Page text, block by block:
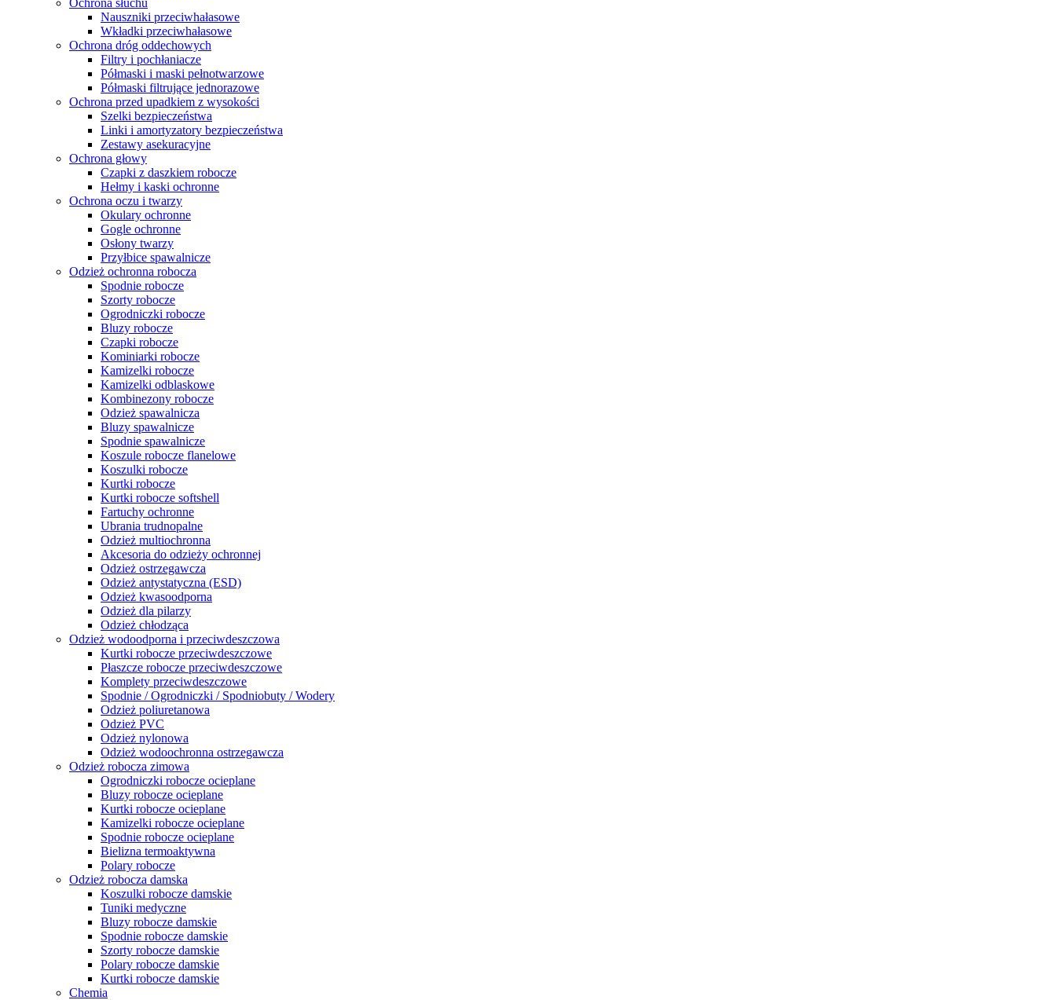
Ochrona słuchu
Nauszniki przeciwhałasowe
Wkładki przeciwhałasowe
Ochrona dróg oddechowych
Filtry i pochłaniacze
Półmaski i maski pełnotwarzowe
Półmaski filtrujące jednorazowe
Ochrona przed upadkiem z wysokości
Szelki bezpieczeństwa
Linki i amortyzatory bezpieczeństwa
Zestawy asekuracyjne
Ochrona głowy
Czapki z daszkiem robocze
Hełmy i kaski ochronne
Ochrona oczu i twarzy
Okulary ochronne
Gogle ochronne
Osłony twarzy
Przyłbice spawalnicze
Odzież ochronna robocza
Spodnie robocze
Szorty robocze
Ogrodniczki robocze
Bluzy robocze
Czapki robocze
Kominiarki robocze
Kamizelki robocze
Kamizelki odblaskowe
Kombinezony robocze
Odzież spawalnicza
Bluzy spawalnicze
Spodnie spawalnicze
Koszule robocze flanelowe
Koszulki robocze
Kurtki robocze
Kurtki robocze softshell
Fartuchy ochronne
Ubrania trudnopalne
Odzież multiochronna
Akcesoria do odzieży ochronnej
Odzież ostrzegawcza
Odzież antystatyczna (ESD)
Odzież kwasoodporna
Odzież dla pilarzy
Odzież chłodząca
Odzież wodoodporna i przeciwdeszczowa
Kurtki robocze przeciwdeszczowe
Płaszcze robocze przeciwdeszczowe
Komplety przeciwdeszczowe
Spodnie / Ogrodniczki / Spodniobuty / Wodery
Odzież poliuretanowa
Odzież PVC
Odzież nylonowa
Odzież wodoochronna ostrzegawcza
Odzież robocza zimowa
Ogrodniczki robocze ocieplane
Bluzy robocze ocieplane
Kurtki robocze ocieplane
Kamizelki robocze ocieplane
Spodnie robocze ocieplane
Bielizna termoaktywna
Polary robocze
Odzież robocza damska
Koszulki robocze damskie
Tuniki medyczne
Bluzy robocze damskie
Spodnie robocze damskie
Szorty robocze damskie
Polary robocze damskie
Kurtki robocze damskie
Chemia